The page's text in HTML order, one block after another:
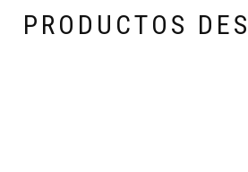
PRODUCTOS